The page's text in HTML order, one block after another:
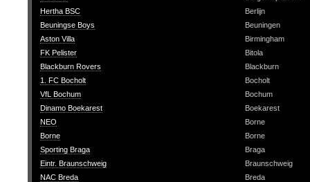
Hertha BSC
Berlijn
Beuningse Boys
Beuningen
Aston Villa
Birmingham
FK Pelister
Bitola
Blackburn Rovers
Blackburn
1. FC Bocholt
Bocholt
VfL Bochum
Bochum
Dinamo Boekarest
Boekarest
NEO
Borne
Borne
Borne
Sporting Braga
Braga
Eintr. Braunschweig
Braunschweig
NAC Breda
Breda